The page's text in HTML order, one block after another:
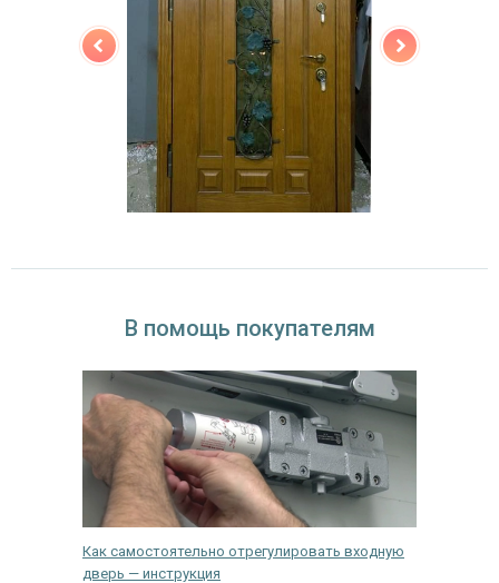
В помощь покупателям
Как самостоятельно отрегулировать входную
дверь — инструкция